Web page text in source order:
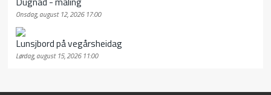
Onsdag, august 12, 2026 17:00
Lunsjbord på vegårsheidag
Lørdag, august 15, 2026 11:00